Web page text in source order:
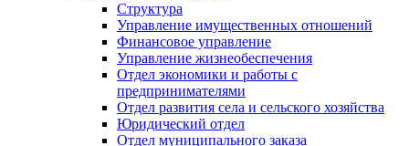
Структура
Управление имущественных отношений
Финансовое управление
Управление жизнеобеспечения
Отдел экономики и работы с
предпринимателями
Отдел развития села и сельского хозяйства
Юридический отдел
Отдел муниципального заказа